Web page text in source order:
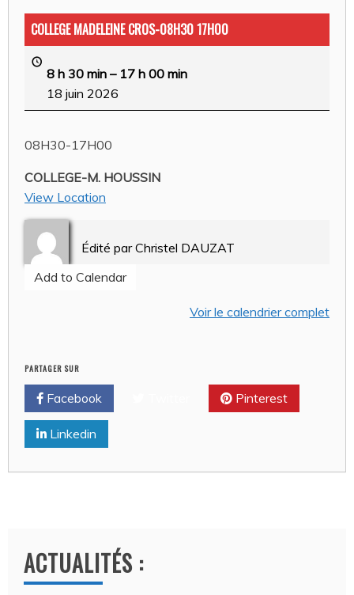
COLLEGE MADELEINE CROS-08H30 17H00
8 h 30 min – 17 h 00 min
18 juin 2026
08H30-17H00
COLLEGE-M. HOUSSIN
View Location
Édité par Christel DAUZAT
Add to Calendar
Voir le calendrier complet
PARTAGER SUR
Facebook Pinterest
Linkedin
ACTUALITÉS :